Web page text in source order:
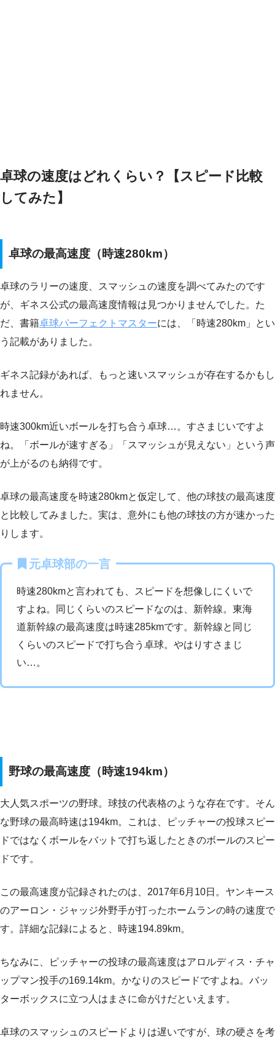
卓球の速度はどれくらい？【スピード比較
してみた】
卓球の最高速度（時速280km）
卓球のラリーの速度、スマッシュの速度を調べてみたのです
が、ギネス公式の最高速度情報は見つかりませんでした。た
だ、書籍卓球パーフェクトマスターには、「時速280km」とい
う記載がありました。
ギネス記録があれば、もっと速いスマッシュが存在するかもし
れません。
時速300km近いボールを打ち合う卓球…。すさまじいですよ
ね。「ボールが速すぎる」「スマッシュが見えない」という声
が上がるのも納得です。
卓球の最高速度を時速280kmと仮定して、他の球技の最高速度
と比較してみました。実は、意外にも他の球技の方が速かった
りします。
元卓球部の一言
時速280kmと言われても、スピードを想像しにくいで
すよね。同じくらいのスピードなのは、新幹線。東海
道新幹線の最高速度は時速285kmです。新幹線と同じ
くらいのスピードで打ち合う卓球。やはりすさまじ
い…。
野球の最高速度（時速194km）
大人気スポーツの野球。球技の代表格のような存在です。そん
な野球の最高時速は194km。これは、ピッチャーの投球スピー
ドではなくボールをバットで打ち返したときのボールのスピー
ドです。
この最高速度が記録されたのは、2017年6月10日。ヤンキース
のアーロン・ジャッジ外野手が打ったホームランの時の速度で
す。詳細な記録によると、時速194.89km。
ちなみに、ピッチャーの投球の最高速度はアロルディス・チャ
ップマン投手の169.14km。かなりのスピードですよね。バッ
ターボックスに立つ人はまさに命がけだといえます。
卓球のスマッシュのスピードよりは遅いですが、球の硬さを考